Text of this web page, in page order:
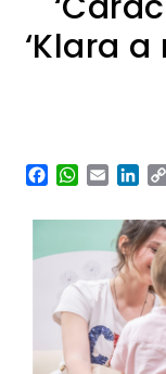
‘Klara
FacebookEmail